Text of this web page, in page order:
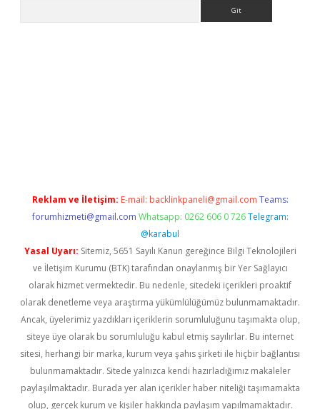
Reklam ve İletişim: E-mail: backlinkpaneli@gmail.com Teams:
forumhizmeti@gmail.com Whatsapp: 0262 606 0 726 Telegram:
@karabul
Yasal Uyarı: Sitemiz, 5651 Sayılı Kanun gereğince Bilgi Teknolojileri
ve İletişim Kurumu (BTK) tarafından onaylanmış bir Yer Sağlayıcı
olarak hizmet vermektedir. Bu nedenle, sitedeki içerikleri proaktif
olarak denetleme veya araştırma yükümlülüğümüz bulunmamaktadır.
Ancak, üyelerimiz yazdıkları içeriklerin sorumluluğunu taşımakta olup,
siteye üye olarak bu sorumluluğu kabul etmiş sayılırlar. Bu internet
sitesi, herhangi bir marka, kurum veya şahıs şirketi ile hiçbir bağlantısı
bulunmamaktadır. Sitede yalnızca kendi hazırladığımız makaleler
paylaşılmaktadır. Burada yer alan içerikler haber niteliği taşımamakta
olup, gerçek kurum ve kişiler hakkında paylaşım yapılmamaktadır.